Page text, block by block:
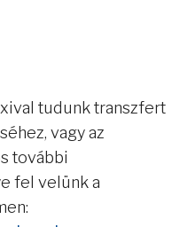
tudunk transzfert
vagy az
további
fel velünk a